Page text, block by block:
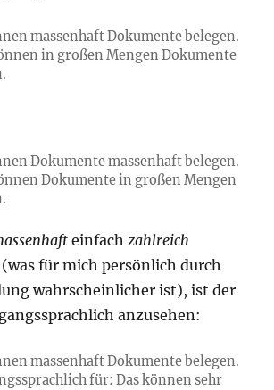
massenhaft Dokumente belegen.
in großen Mengen Dokumente
Dokumente massenhaft belegen.
Dokumente in großen Mengen
einfachzahlreich
für mich persönlich durch
wahrscheinlicher ist), ist der
anzusehen:
massenhaft Dokumente belegen.
für: Das können sehr